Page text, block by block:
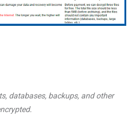
databases, backups, and other